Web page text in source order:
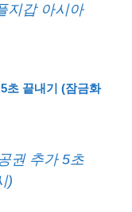
지갑 아시아
초 끝내기 (잠금화
권 추가 5초
)